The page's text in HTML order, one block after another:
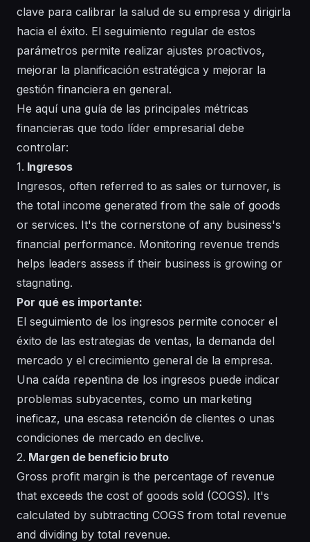
clave para calibrar la salud de su empresa y dirigirla
hacia el éxito. El seguimiento regular de estos
parámetros permite realizar ajustes proactivos,
mejorar la planificación estratégica y mejorar la
gestión financiera en general.
He aquí una guía de las principales métricas
financieras que todo líder empresarial debe
controlar:
1. Ingresos
Ingresos, often referred to as sales or turnover, is
the total income generated from the sale of goods
or services. It's the cornerstone of any business's
financial performance. Monitoring revenue trends
helps leaders assess if their business is growing or
stagnating.
Por qué es importante:
El seguimiento de los ingresos permite conocer el
éxito de las estrategias de ventas, la demanda del
mercado y el crecimiento general de la empresa.
Una caída repentina de los ingresos puede indicar
problemas subyacentes, como un marketing
ineficaz, una escasa retención de clientes o unas
condiciones de mercado en declive.
2. Margen de beneficio bruto
Gross profit margin is the percentage of revenue
that exceeds the cost of goods sold (COGS). It's
calculated by subtracting COGS from total revenue
and dividing by total revenue.